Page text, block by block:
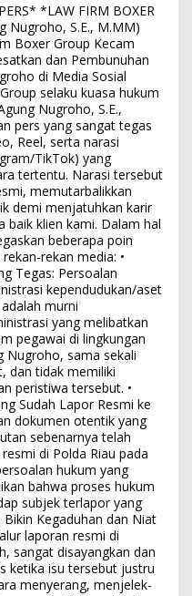
*LAW FIRM BOXER
Nugroho, S.E., M.MM)
Boxer Group Kecam
dan Pembunuhan
di Media Sosial
selaku kuasa hukum
Nugroho, S.E.,
pers yang sangat tegas
Reel, serta narasi
TikTok) yang
tertentu. Narasi tersebut
memutarbalikkan
demi menjatuhkan karir
baik klien kami. Dalam hal
beberapa poin
rekan media: •
Tegas: Persoalan
kependudukan/aset
murni
yang melibatkan
pegawai di lingkungan
Nugroho, sama sekali
dan tidak memiliki
peristiwa tersebut. •
Sudah Lapor Resmi ke
dokumen otentik yang
sebenarnya telah
di Polda Riau pada
hukum yang
bahwa proses hukum
subjek terlapor yang
Bikin Kegaduhan dan Niat
laporan resmi di
sangat disayangkan dan
ketika isu tersebut justru
menyerang, menjelek-